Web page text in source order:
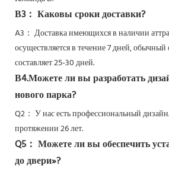
В3： Каковы сроки доставки?
A3： Доставка имеющихся в наличии
осуществляется в течение 7 дней,
составляет 25-30 дней.
В4.Можете ли вы разработать
нового парка?
Q2： У нас есть профессиональный
протяжении 26 лет.
Q5： Можете ли вы обеспечить
до двери»?